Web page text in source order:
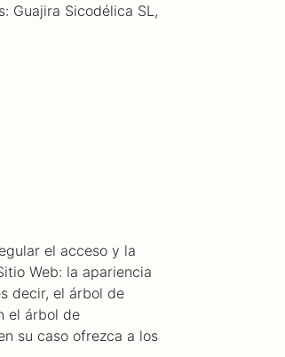
Guajira Sicodélica SL,
el acceso y la
Web: la apariencia
decir, el árbol de
el árbol de
su caso ofrezca a los